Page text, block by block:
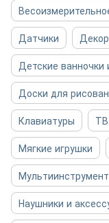
Датчики
Детские ванночки
Доски для
Клавиатуры
Мягкие игрушки
Наушники и